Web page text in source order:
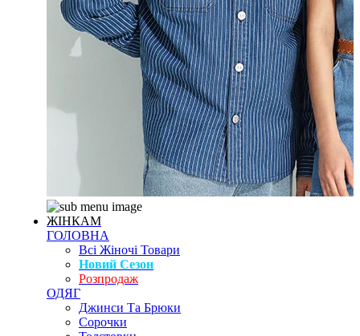
ЖІНКАМ
ГОЛОВНА
Всі Жіночі Товари
Новий Сезон
Розпродаж
ОДЯГ
Джинси Та Брюки
Сорочки